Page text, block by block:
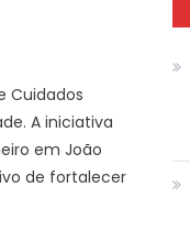
Cuidados
A iniciativa
em João
de fortalecer